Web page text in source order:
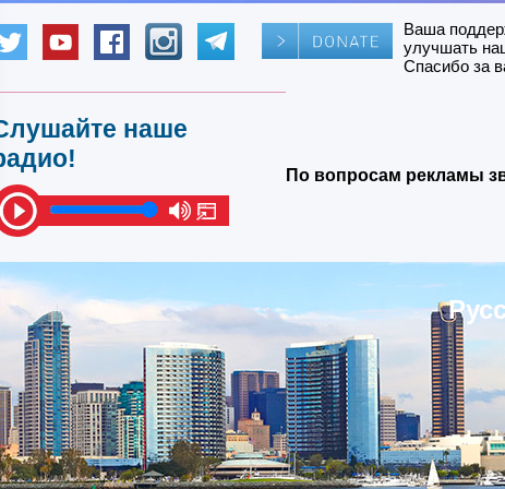
Ваша
улучшать
Спасибо за
наше
По вопросам рекламы